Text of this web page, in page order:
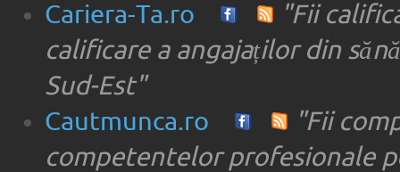
Cariera-Ta.ro
"Fii
calificare a angajaților din
Sud-Est"
Cautmunca.ro
"Fii
competentelor profesionale